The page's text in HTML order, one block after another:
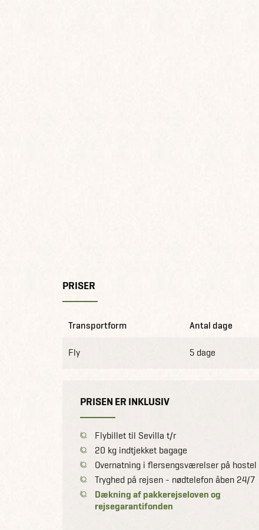
PRISER
Transportform Antal dage
Fly 5 dage
PRISEN ER INKLUSIV
Flybillet til Sevilla t/r
20 kg indtjekket bagage
Overnatning i flersengsværelser på hostel
Tryghed på rejsen - nødtelefon åben 24/7
Dækning af pakkerejseloven og
rejsegarantifonden